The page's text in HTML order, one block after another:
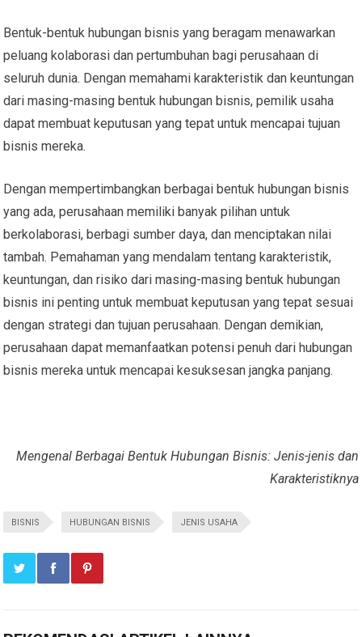
Bentuk-bentuk hubungan bisnis yang beragam menawarkan
peluang kolaborasi dan pertumbuhan bagi perusahaan di
seluruh dunia. Dengan memahami karakteristik dan keuntungan
dari masing-masing bentuk hubungan bisnis, pemilik usaha
dapat membuat keputusan yang tepat untuk mencapai tujuan
bisnis mereka.
Dengan mempertimbangkan berbagai bentuk hubungan bisnis
yang ada, perusahaan memiliki banyak pilihan untuk
berkolaborasi, berbagi sumber daya, dan menciptakan nilai
tambah. Pemahaman yang mendalam tentang karakteristik,
keuntungan, dan risiko dari masing-masing bentuk hubungan
bisnis ini penting untuk membuat keputusan yang tepat sesuai
dengan strategi dan tujuan perusahaan. Dengan demikian,
perusahaan dapat memanfaatkan potensi penuh dari hubungan
bisnis mereka untuk mencapai kesuksesan jangka panjang.
Mengenal Berbagai Bentuk Hubungan Bisnis: Jenis-jenis dan
Karakteristiknya
BISNIS HUBUNGAN BISNIS JENIS USAHA